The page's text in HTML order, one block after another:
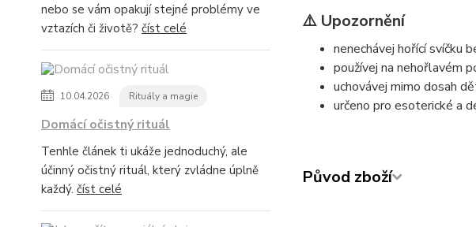
nebo se vám opakují stejné problémy ve
vztazích či životě? číst celé
10.04.2026 Rituály a magie
Domácí očistný rituál
Tenhle článek ti ukáže jednoduchý, ale
účinný očistný rituál, který zvládne úplně
každý. číst celé
⚠️ Upozornění
nenechávej hořící svíčku
používej na nehořlavém
uchovávej mimo dosah
určeno pro esoterické a
Původ zboží